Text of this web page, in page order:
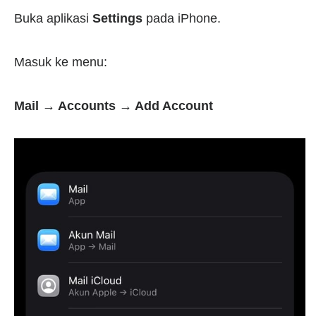
Buka aplikasi Settings pada iPhone.
Masuk ke menu:
Mail → Accounts → Add Account